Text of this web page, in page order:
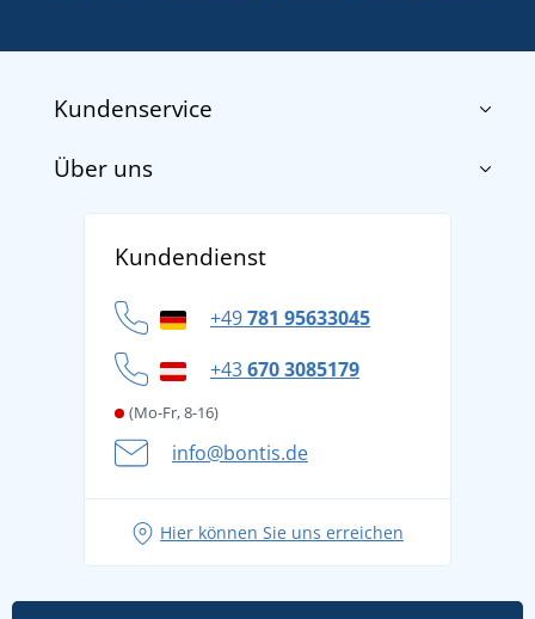
Kundenservice
Impressum
Datenschutz
Cookie-Richtlinie
Über uns
Für Unternehmen und Organisationen
Kundendienst
+49781 95633045
+43670 3085179
(Mo-Fr, 8-16)
info@bontis.de
Hier können Sie uns erreichen